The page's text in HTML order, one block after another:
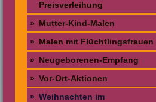
Preisverleihung
Mutter-Kind-Malen
Malen mit Flüchtlingsfrauen
Neugeborenen-Empfang
Vor-Ort-Aktionen
Weihnachten im